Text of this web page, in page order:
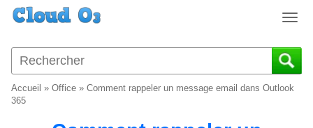
T
g
g
Accueil » Office » Comment rappeler un message email dans Outlook
365